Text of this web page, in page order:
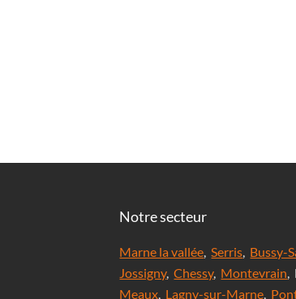
Notre secteur
Marne la vallée,Serris, Bussy-
Jossigny,Chessy, Montevrain,
Meaux, Lagny-sur-Marne,